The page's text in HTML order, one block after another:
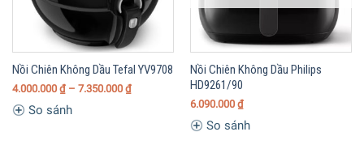
Nồi Chiên Không Dầu Tefal YV9708
4.000.000 ₫– 7.350.000 ₫
So sánh
Nồi Chiên Không Dầu Philips
HD9261/90
6.090.000 ₫
So sánh